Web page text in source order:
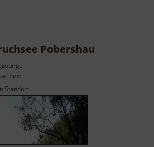
Pobershau
29857
Standort